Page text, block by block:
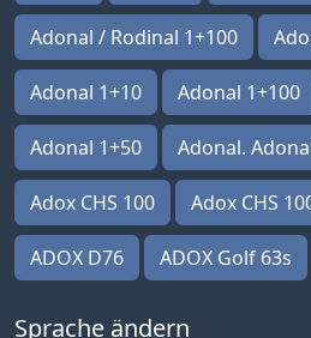
Adonal / Rodinal 1+100
Adonal 1+10 Adonal 1+100
Adonal 1+50 Adonal.
Adox CHS 100 Adox CHS
ADOX D76 ADOX Golf 63s
Sprache ändern